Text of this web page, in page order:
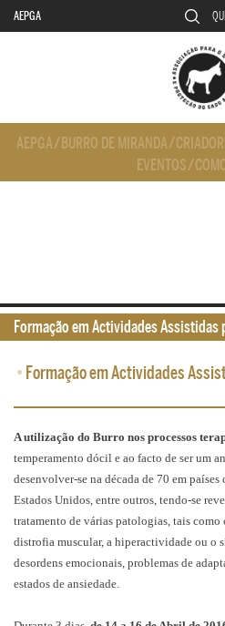
AEPGA
AEPGA/ BURRO DE MIRANDA/
EVENTOS/
• Formação em Actividades
A utilização do Burro nos processos
temperamento dócil e ao facto de ser um
desenvolver-se na década de 70 em
Estados Unidos, entre outros, tendo-se
tratamento de várias patologias, tais como
distrofia muscular, a hiperactividade ou o
desordens emocionais, problemas de
estados de ansiedade.
Formação em Actividades Assistidas